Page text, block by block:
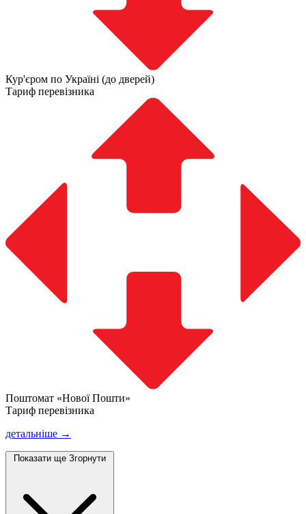
Кур'єром по Україні (до дверей)
Тариф перевізника
Поштомат «Нової Пошти»
Тариф перевізника
детальніше →
Показати ще Згорнути